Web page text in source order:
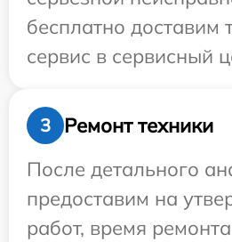
бесплатно доставим
сервис в сервисный
3
Ремонт техники
После детального
предоставим на
работ, время